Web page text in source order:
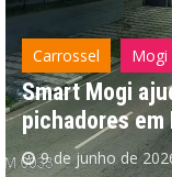
Carrossel
Polícia Militar
público para
6 de junho de